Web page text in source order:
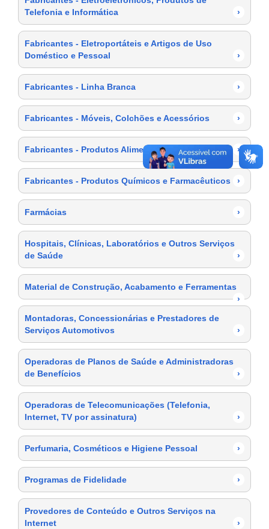
Telefonia e Informática
›
Fabricantes - Eletroportáteis e Artigos de Uso
Doméstico e Pessoal
›
Fabricantes - Linha Branca ›
Fabricantes - Móveis, Colchões e Acessórios ›
Fabricantes - Produtos Alimentícios ›
Fabricantes - Produtos Químicos e Farmacêuticos ›
Farmácias ›
Hospitais, Clínicas, Laboratórios e Outros Serviços
de Saúde
›
Material de Construção, Acabamento e Ferramentas
›
Montadoras, Concessionárias e Prestadores de
Serviços Automotivos
›
Operadoras de Planos de Saúde e Administradoras
de Benefícios
›
Operadoras de Telecomunicações (Telefonia,
Internet, TV por assinatura)
›
Perfumaria, Cosméticos e Higiene Pessoal ›
Programas de Fidelidade ›
Provedores de Conteúdo e Outros Serviços na
Internet
›